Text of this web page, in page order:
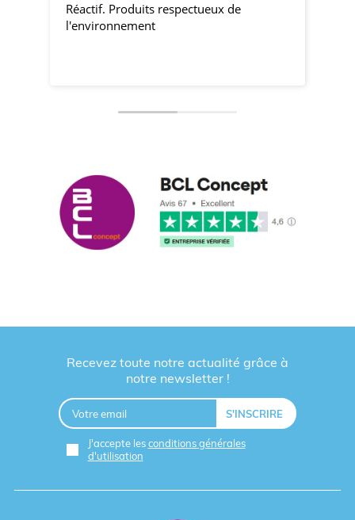
Réactif. Produits respectueux de
l'environnement
Recevez toute notre actualité grâce à
notre newsletter !
J'accepte lesconditions générales
d'utilisation